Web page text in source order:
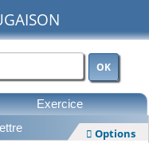
OK
Exercice
 Options